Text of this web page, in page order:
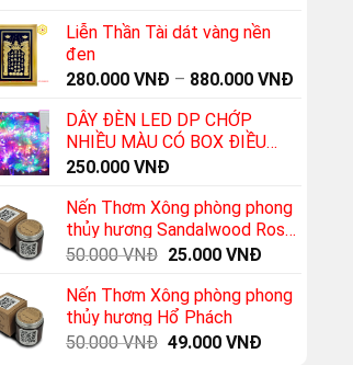
Liễn Thần Tài dát vàng nền
đen
280.000 VNĐ – 880.000 VNĐ
DÂY ĐÈN LED DP CHỚP
NHIỀU MÀU CÓ BOX ĐIỀU
KHIỂN - ĐỦ 100M
250.000 VNĐ
Nến Thơm Xông phòng phong
thủy hương Sandalwood Rose
(Hoa hồng + Gỗ đàn hương)
50.000VNĐ Original
was:
50.000 VNĐ.
25.000 VNĐCurrent
is:
Nến Thơm Xông phòng phong
thủy hương Hổ Phách
50.000VNĐ Original
49.000 VNĐCurrent